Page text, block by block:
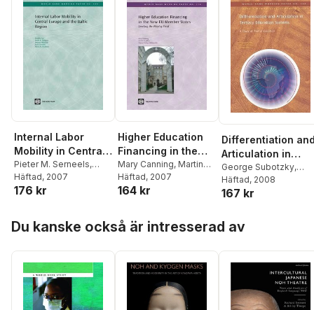
Internal Labor
Mobility in Central
Europe and the
Baltic Region
Pieter M. Serneels,
Pierella Paci
Häftad, 2007
176 kr
Higher Education
Financing in the
New EU Member
States
Mary Canning, Martin
Godfrey,Dorota
Holzer-Zelazewska
Häftad, 2007
164 kr
Differentiation
Articulation in
Tertiary Education
Systems
George Subotzky,
Njuguna Ng'ethe
George Afeti
Häftad, 2008
167 kr
Du kanske också är intresserad av